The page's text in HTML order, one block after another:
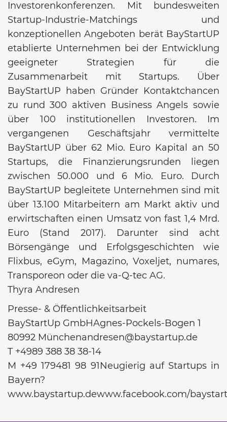
Investorenkonferenzen. Mit bundesweiten
Startup-Industrie-Matchings und
konzeptionellen Angeboten berät BayStartUP
etablierte Unternehmen bei der Entwicklung
geeigneter Strategien für die
Zusammenarbeit mit Startups. Über
BayStartUP haben Gründer Kontaktchancen
zu rund 300 aktiven Business Angels sowie
über 100 institutionellen Investoren. Im
vergangenen Geschäftsjahr vermittelte
BayStartUP über 62 Mio. Euro Kapital an 50
Startups, die Finanzierungsrunden liegen
zwischen 50.000 und 6 Mio. Euro. Durch
BayStartUP begleitete Unternehmen sind mit
über 13.100 Mitarbeitern am Markt aktiv und
erwirtschaften einen Umsatz von fast 1,4 Mrd.
Euro (Stand 2017). Darunter sind acht
Börsengänge und Erfolgsgeschichten wie
Flixbus, eGym, Magazino, Voxeljet, numares,
Transporeon oder die va-Q-tec AG.
Thyra Andresen
Presse- & Öffentlichkeitsarbeit
BayStartUp GmbHAgnes-Pockels-Bogen 1
80992 Münchenandresen@baystartup.de
T +4989 388 38 38-14
M +49 179481 98 91Neugierig auf Startups in
Bayern?
www.baystartup.dewww.facebook.com/